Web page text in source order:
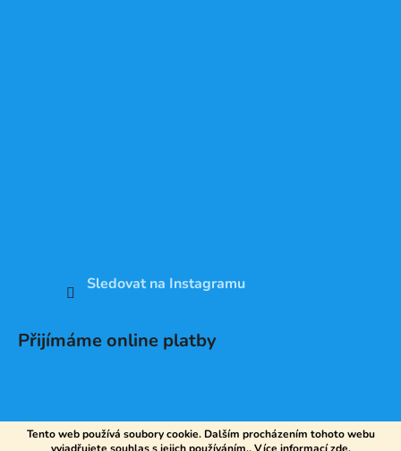
Tento web používá soubory cookie. Dalším procházením tohoto webu
Sledovat na Instagramu
Přijímáme online platby